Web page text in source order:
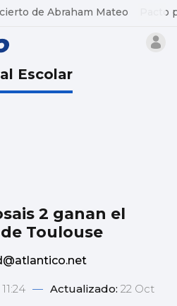
de Abraham Mateo Pacto
Escolar
2 ganan el
Toulouse
— Actualizado: 22 Oct